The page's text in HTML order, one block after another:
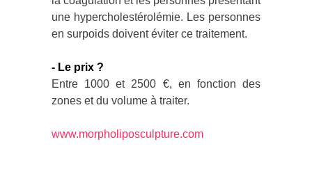
une hypercholestérolémie. Les personnes
en surpoids doivent éviter ce traitement.
- Le prix ?
Entre 1000 et 2500 €, en fonction des
zones et du volume à traiter.
www.morpholiposculpture.com